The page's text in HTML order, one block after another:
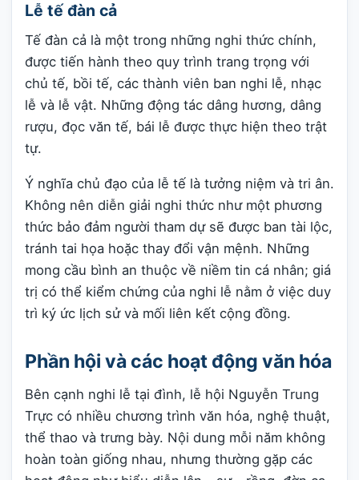
Lễ tế đàn cả
Tế đàn cả là một trong những nghi thức chính,
được tiến hành theo quy trình trang trọng với
chủ tế, bồi tế, các thành viên ban nghi lễ, nhạc
lễ và lễ vật. Những động tác dâng hương, dâng
rượu, đọc văn tế, bái lễ được thực hiện theo trật
tự.
Ý nghĩa chủ đạo của lễ tế là tưởng niệm và tri ân.
Không nên diễn giải nghi thức như một phương
thức bảo đảm người tham dự sẽ được ban tài lộc,
tránh tai họa hoặc thay đổi vận mệnh. Những
mong cầu bình an thuộc về niềm tin cá nhân; giá
trị có thể kiểm chứng của nghi lễ nằm ở việc duy
trì ký ức lịch sử và mối liên kết cộng đồng.
Phần hội và các hoạt động văn hóa
Bên cạnh nghi lễ tại đình, lễ hội Nguyễn Trung
Trực có nhiều chương trình văn hóa, nghệ thuật,
thể thao và trưng bày. Nội dung mỗi năm không
hoàn toàn giống nhau, nhưng thường gặp các